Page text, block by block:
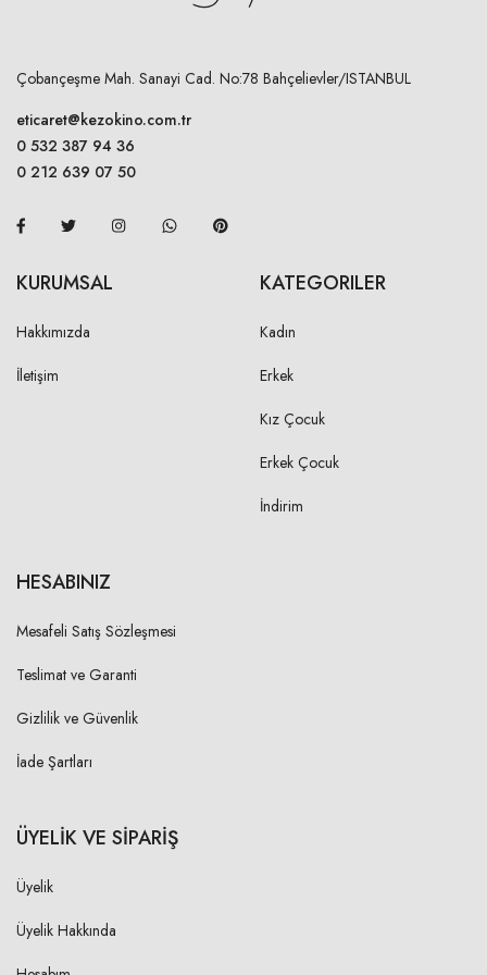
Çobançeşme Mah. Sanayi Cad. No:78 Bahçelievler/ISTANBUL
eticaret@kezokino.com.tr
0 532 387 94 36
0 212 639 07 50
KURUMSAL
Hakkımızda
İletişim
KATEGORILER
Kadın
Erkek
Kız Çocuk
Erkek Çocuk
İndirim
HESABINIZ
Mesafeli Satış Sözleşmesi
Teslimat ve Garanti
Gizlilik ve Güvenlik
İade Şartları
ÜYELİK VE SİPARİŞ
Üyelik
Üyelik Hakkında